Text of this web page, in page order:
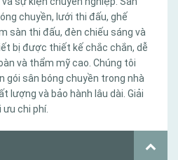
chuyền, lưới thi đấu, ghế
sàn thi đấu, đèn chiếu sáng và
bị được thiết kế chắc chắn, dễ
và thẩm mỹ cao. Chúng tôi
gói sân bóng chuyền trong nhà
lượng và bảo hành lâu dài. Giải
chi phí.